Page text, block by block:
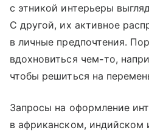
с этникой интерьеры
С другой, их активное
в личные предпочтения.
вдохновиться чем-то,
чтобы решиться на
Запросы на оформление
в африканском, индийском